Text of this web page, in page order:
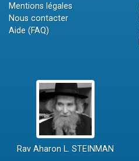
Mentions légales
Nous contacter
Aide (FAQ)
Rav Aharon L. STEINMAN